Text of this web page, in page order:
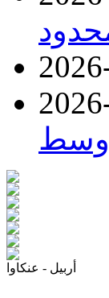
أربيل - عنكاوا